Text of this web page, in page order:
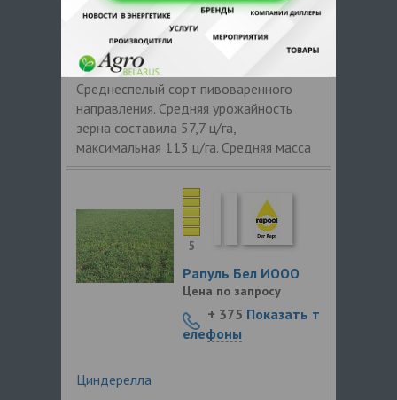
Преимущества: Высокая
зимостойкость. Хорошие пивоваренные
характеристики. Отличная
устойчивость к полеганию. Описание:
Среднеспелый сорт пивоваренного
направления. Средняя урожайность
зерна составила 57,7 ц/га,
максимальная 113 ц/га. Средняя масса
Циндерелла
5
Рапуль Бел ИООО
Цена по запросу
+ 375 Показать т
елефоны